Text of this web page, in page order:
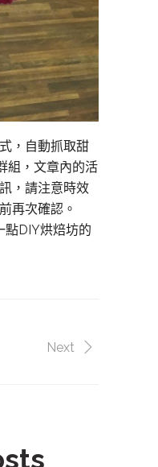
，自動抓取甜
組，文章內的活
，請注意時效
再次確認。
點DIY烘焙坊的
Next